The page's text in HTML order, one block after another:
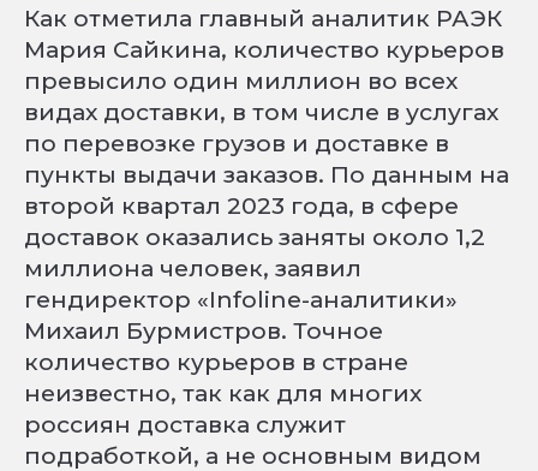
Как отметила главный аналитик РАЭК
Мария Сайкина, количество курьеров
превысило один миллион во всех
видах доставки, в том числе в услугах
по перевозке грузов и доставке в
пункты выдачи заказов. По данным на
второй квартал 2023 года, в сфере
доставок оказались заняты около 1,2
миллиона человек, заявил
гендиректор «Infoline-аналитики»
Михаил Бурмистров. Точное
количество курьеров в стране
неизвестно, так как для многих
россиян доставка служит
подработкой, а не основным видом